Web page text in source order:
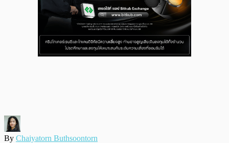
By Chaiyatorn Buthsoontorn